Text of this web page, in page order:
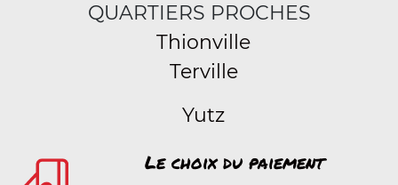
QUARTIERS PROCHES
Thionville
Terville
Yutz
Le choix du paiement